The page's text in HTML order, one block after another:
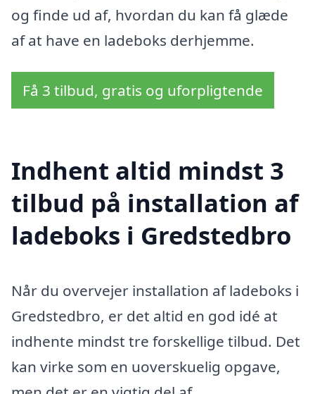
og finde ud af, hvordan du kan få glæde
af at have en ladeboks derhjemme.
Få 3 tilbud, gratis og uforpligtende
Indhent altid mindst 3
tilbud på installation af
ladeboks i Gredstedbro
Når du overvejer installation af ladeboks i
Gredstedbro, er det altid en god idé at
indhente mindst tre forskellige tilbud. Det
kan virke som en uoverskuelig opgave,